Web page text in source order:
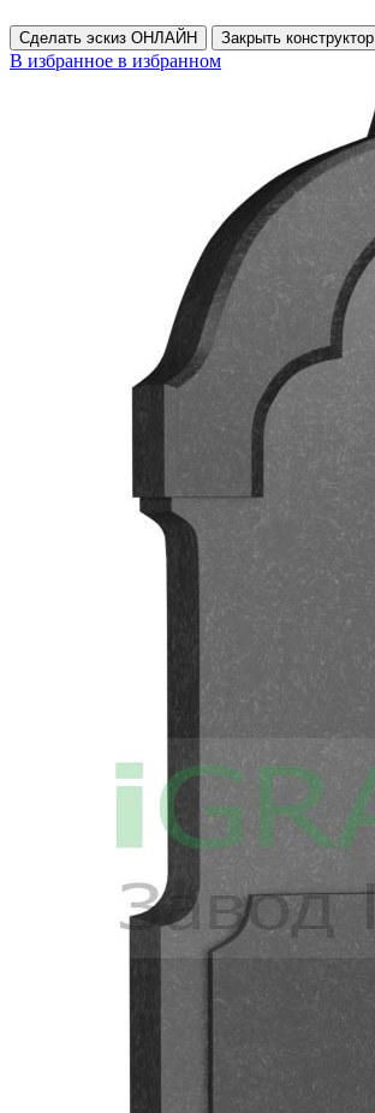
Сделать эскиз ОНЛАЙН Закрыть конструктор
В избранное в избранном